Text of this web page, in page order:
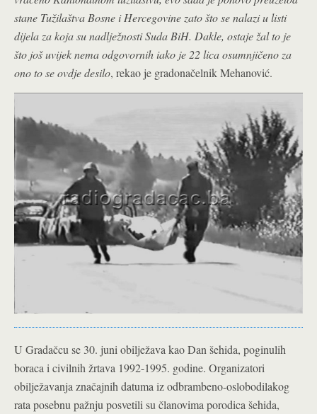
stane Tužilaštva Bosne i Hercegovine zato što se nalazi u listi
dijela za koja su nadlježnosti Suda BiH. Dakle, ostaje žal to je
što još uvijek nema odgovornih iako je 22 lica osumnjičeno za
ono to se ovdje desilo, rekao je gradonačelnik Mehanović.
U Gradačcu se 30. juni obilježava kao Dan šehida, poginulih
boraca i civilnih žrtava 1992-1995. godine. Organizatori
obilježavanja značajnih datuma iz odbrambeno-oslobodilakog
rata posebnu pažnju posvetili su članovima porodica šehida,